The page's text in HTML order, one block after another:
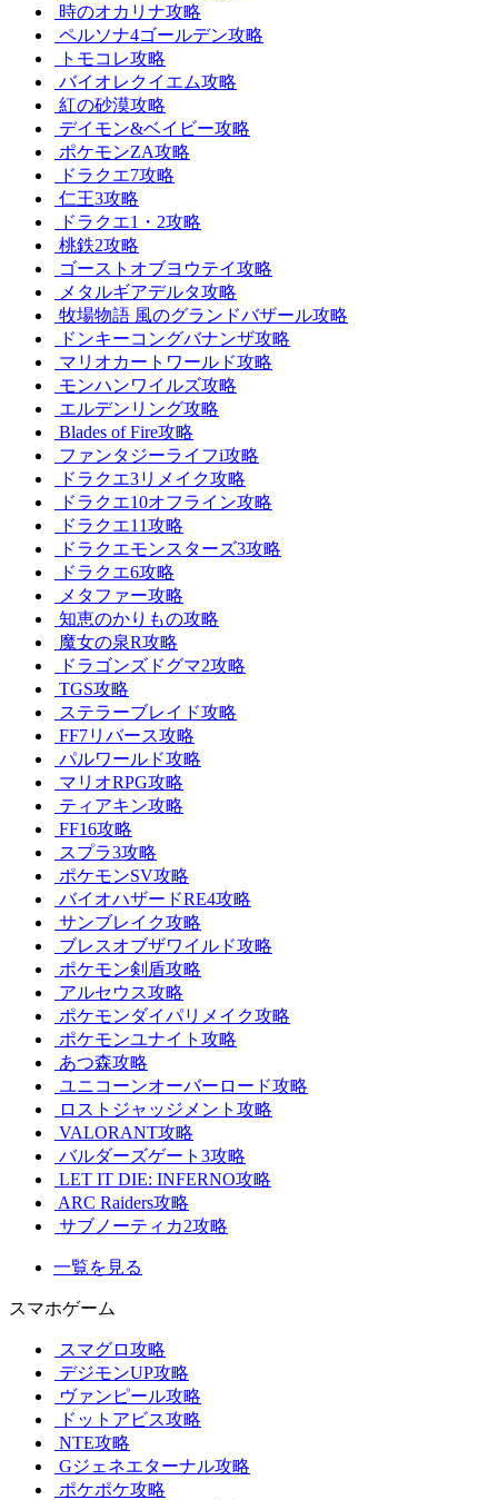
時のオカリナ攻略
ペルソナ4ゴールデン攻略
トモコレ攻略
バイオレクイエム攻略
紅の砂漠攻略
デイモン&ベイビー攻略
ポケモンZA攻略
ドラクエ7攻略
仁王3攻略
ドラクエ1・2攻略
桃鉄2攻略
ゴーストオブヨウテイ攻略
メタルギアデルタ攻略
牧場物語 風のグランドバザール攻略
ドンキーコングバナンザ攻略
マリオカートワールド攻略
モンハンワイルズ攻略
エルデンリング攻略
Blades of Fire攻略
ファンタジーライフi攻略
ドラクエ3リメイク攻略
ドラクエ10オフライン攻略
ドラクエ11攻略
ドラクエモンスターズ3攻略
ドラクエ6攻略
メタファー攻略
知恵のかりもの攻略
魔女の泉R攻略
ドラゴンズドグマ2攻略
TGS攻略
ステラーブレイド攻略
FF7リバース攻略
パルワールド攻略
マリオRPG攻略
ティアキン攻略
FF16攻略
スプラ3攻略
ポケモンSV攻略
バイオハザードRE4攻略
サンブレイク攻略
ブレスオブザワイルド攻略
ポケモン剣盾攻略
アルセウス攻略
ポケモンダイパリメイク攻略
ポケモンユナイト攻略
あつ森攻略
ユニコーンオーバーロード攻略
ロストジャッジメント攻略
VALORANT攻略
バルダーズゲート3攻略
LET IT DIE: INFERNO攻略
ARC Raiders攻略
サブノーティカ2攻略
一覧を見る
スマホゲーム
スマグロ攻略
デジモンUP攻略
ヴァンピール攻略
ドットアビス攻略
NTE攻略
Gジェネエターナル攻略
ポケポケ攻略